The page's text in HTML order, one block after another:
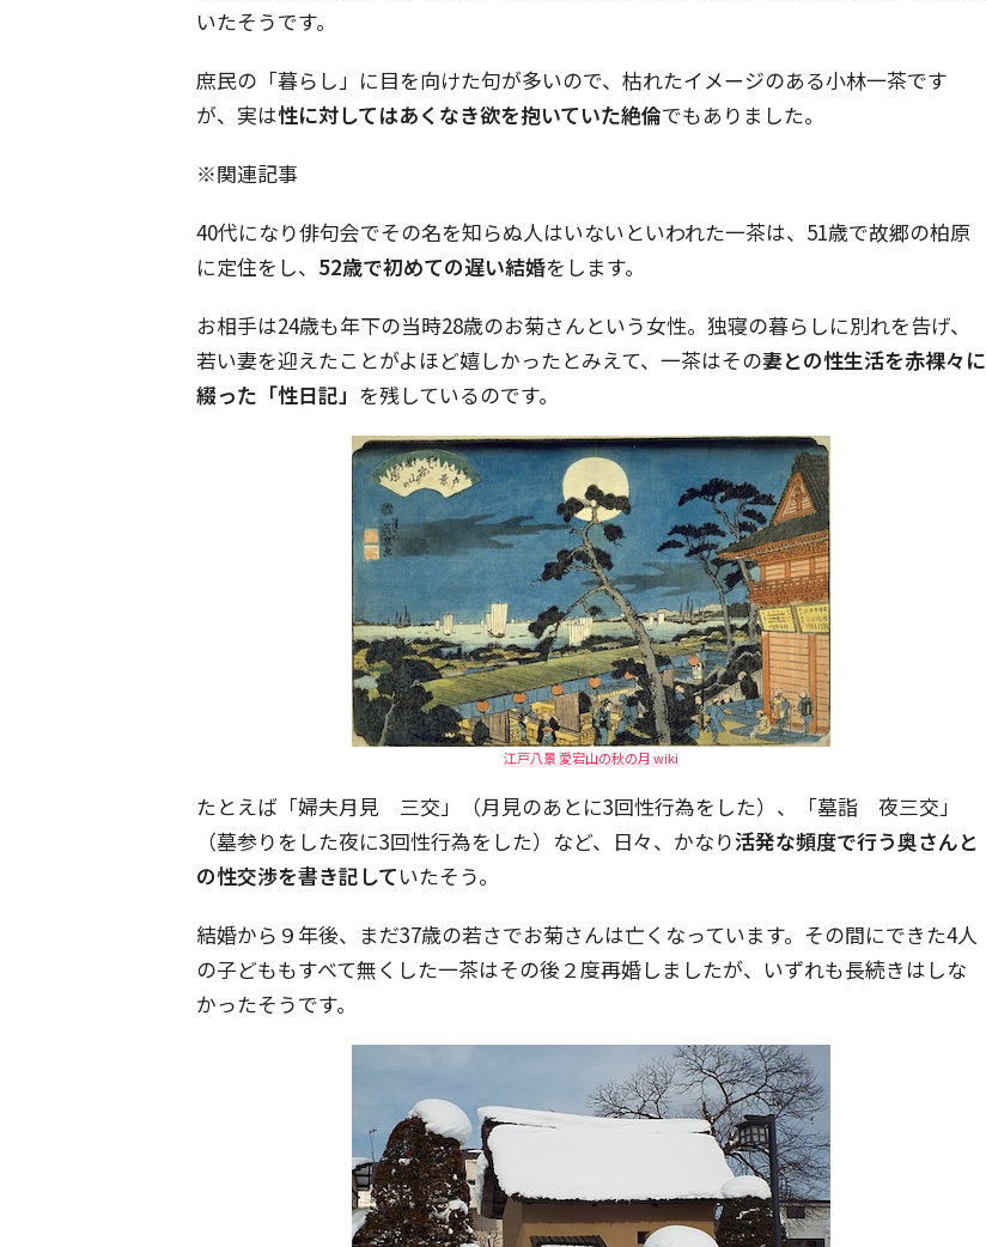
いたそうです。
庶民の「暮らし」に目を向けた句が多いので、枯れたイメージのある小林一茶です
が、実は性に対してはあくなき欲を抱いていた絶倫でもありました。
※関連記事
40代になり俳句会でその名を知らぬ人はいないといわれた一茶は、51歳で故郷の柏原
に定住をし、 52歳で初めての遅い結婚をします。
お相手は24歳も年下の当時28歳のお菊さんという女性。独寝の暮らしに別れを告げ、
若い妻を迎えたことがよほど嬉しかったとみえて、一茶はその妻との性生活を赤裸々に
綴った「性日記」 を残しているのです。
江戸八景 愛宕山の秋の月 wiki
たとえば「婦夫月見 三交」（月見のあとに3回性行為をした）、「墓詣 夜三交」
（墓参りをした夜に3回性行為をした）など、日々、かなり活発な頻度で行う奥さんと
の性交渉を書き記していたそう。
結婚から９年後、まだ37歳の若さでお菊さんは亡くなっています。その間にできた4人
の子どももすべて無くした一茶はその後２度再婚しましたが、いずれも長続きはしな
かったそうです。